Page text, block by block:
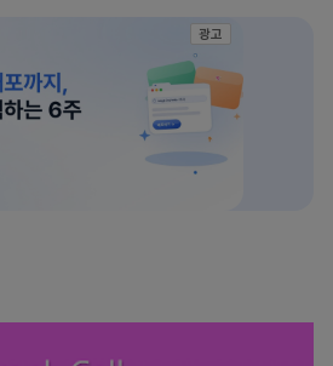
광고